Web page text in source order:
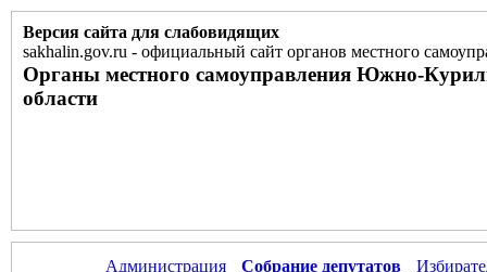
Версия сайта для слабовидящих
sakhalin.gov.ru - официальный сайт органов местного
Органы местного самоуправления Южно-
области
Администрация Собрание депутатов